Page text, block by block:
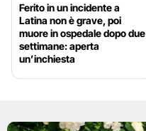
Ferito in un incidente a
Latina non è grave, poi
muore in ospedale dopo due
settimane: aperta
un’inchiesta